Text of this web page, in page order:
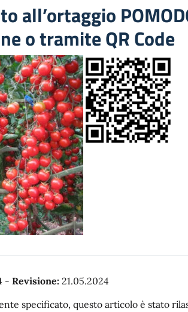
all’ortaggio
o tramite QR Code
- Revisione: 21.05.2024
specificato, questo articolo è stato